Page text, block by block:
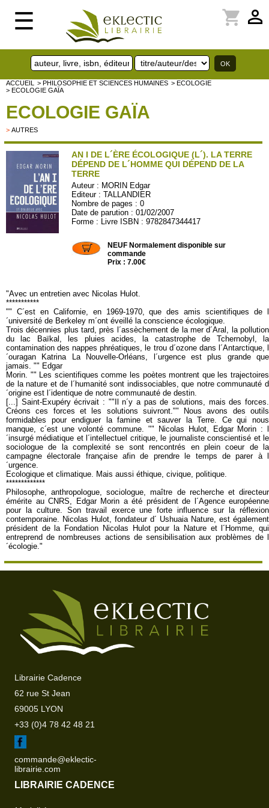
☰ perm_identity
shopping_cart
ACCUEIL > PHILOSOPHIE ET SCIENCES HUMAINES > ECOLOGIE
> ECOLOGIE GAÏA
ECOLOGIE GAÏA
> AUTRES
AN I DE L´ÈRE ÉCOLOGIQUE (L´). LA TERRE
DÉPEND DE L´HOMME QUI DÉPEND DE LA
TERRE
Auteur : MORIN Edgar
Editeur :TALLANDIER
Nombre de pages : 0
Date de parution : 01/02/2007
Forme : Livre ISBN : 9782847344417
NEUF Normalement disponible sur
commande
Prix : 7.00€
"Avec un entretien avec Nicolas Hulot.
***********
"" C´est en Californie, en 1969-1970, que des amis scientifiques de l
´université de Berkeley m´ont éveillé la conscience écologique.
Trois décennies plus tard, près l´assèchement de la mer d´Aral, la pollution
du lac Baïkal, les pluies acides, la catastrophe de Tchernobyl, la
contamination des nappes phréatiques, le trou d´ozone dans l´Antarctique, l
´ouragan Katrina La Nouvelle-Orléans, l´urgence est plus grande que
jamais. "" Edgar
Morin. "" Les scientifiques comme les poètes montrent que les trajectoires
de la nature et de l´humanité sont indissociables, que notre communauté d
´origine est l´identique de notre communauté de destin.
[...] Saint-Exupéry écrivait : ""Il n´y a pas de solutions, mais des forces.
Créons ces forces et les solutions suivront."" Nous avons des outils
formidables pour endiguer la famine et sauver la Terre. Ce qui nous
manque, c´est une volonté commune. "" Nicolas Hulot, Edgar Morin : l
´insurgé médiatique et l´intellectuel critique, le journaliste conscientisé et le
sociologue de la complexité se sont rencontrés en plein coeur de la
campagne électorale française afin de prendre le temps de parer à l
´urgence.
Ecologique et climatique. Mais aussi éthique, civique, politique.
*************
Philosophe, anthropologue, sociologue, maître de recherche et directeur
émérite au CNRS, Edgar Morin a été président de l´Agence européenne
pour la culture. Son travail exerce une forte influence sur la réflexion
contemporaine. Nicolas Hulot, fondateur d´ Ushuaia Nature, est également
président de la Fondation Nicolas Hulot pour la Nature et l´Homme, qui
entreprend de nombreuses actions de sensibilisation aux problèmes de l
´écologie."
Librairie Cadence
62 rue St Jean
69005 LYON
+33 (0)4 78 42 48 21
commande@eklectic-
librairie.com
LIBRAIRIE CADENCE